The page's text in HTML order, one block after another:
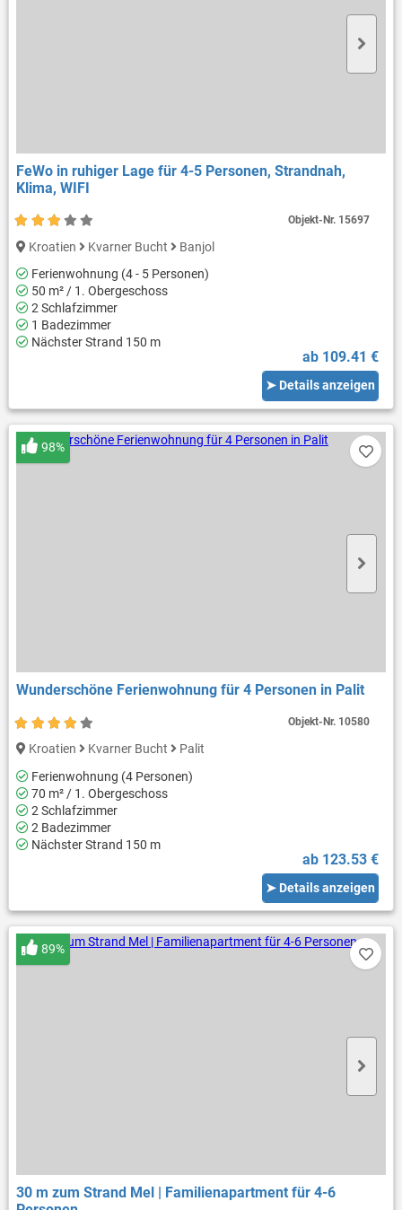
FeWo in ruhiger Lage für 4-5 Personen, Strandnah,
Klima, WIFI
Kroatien Kvarner Bucht
Banjol
Ferienwohnung (4 - 5 Personen)
50 m² / 1. Obergeschoss
2 Schlafzimmer
1 Badezimmer
Nächster Strand 150 m
ab 109.41 €
➤ Details anzeigen
Objekt-Nr. 15697
Wunderschöne Ferienwohnung für 4 Personen in Palit
98%
Kroatien Kvarner Bucht
Palit
Ferienwohnung (4 Personen)
70 m² / 1. Obergeschoss
2 Schlafzimmer
2 Badezimmer
Nächster Strand 150 m
ab 123.53 €
➤ Details anzeigen
Objekt-Nr. 10580
30 m zum Strand Mel | Familienapartment für 4-6
89%